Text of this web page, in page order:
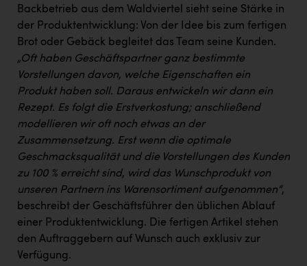
PÜSPÖK
RE/MAX Welcome
Resch&Frisch
RUBBLE MASTER
Ruderclub Wels
SCRI - Salzburg Cancer Research Institute
SCHMACHTL GmbH
Schwingshandl - automation technology gmbh
Backbetrieb aus dem Waldviertel sieht seine Stärke in
der Produktentwicklung: Von der Idee bis zum fertigen
Brot oder Gebäck begleitet das Team seine Kunden.
„Oft haben Geschäftspartner ganz bestimmte
Vorstellungen davon, welche Eigenschaften ein
Produkt haben soll. Daraus entwickeln wir dann ein
Rezept. Es folgt die Erstverkostung; anschließend
modellieren wir oft noch etwas an der
Zusammensetzung. Erst wenn die optimale
Geschmacksqualität und die Vorstellungen des Kunden
zu 100 % erreicht sind, wird das Wunschprodukt von
unseren Partnern ins Warensortiment aufgenommen“,
beschreibt der Geschäftsführer den üblichen Ablauf
einer Produktentwicklung. Die fertigen Artikel stehen
den Auftraggebern auf Wunsch auch exklusiv zur
Verfügung.